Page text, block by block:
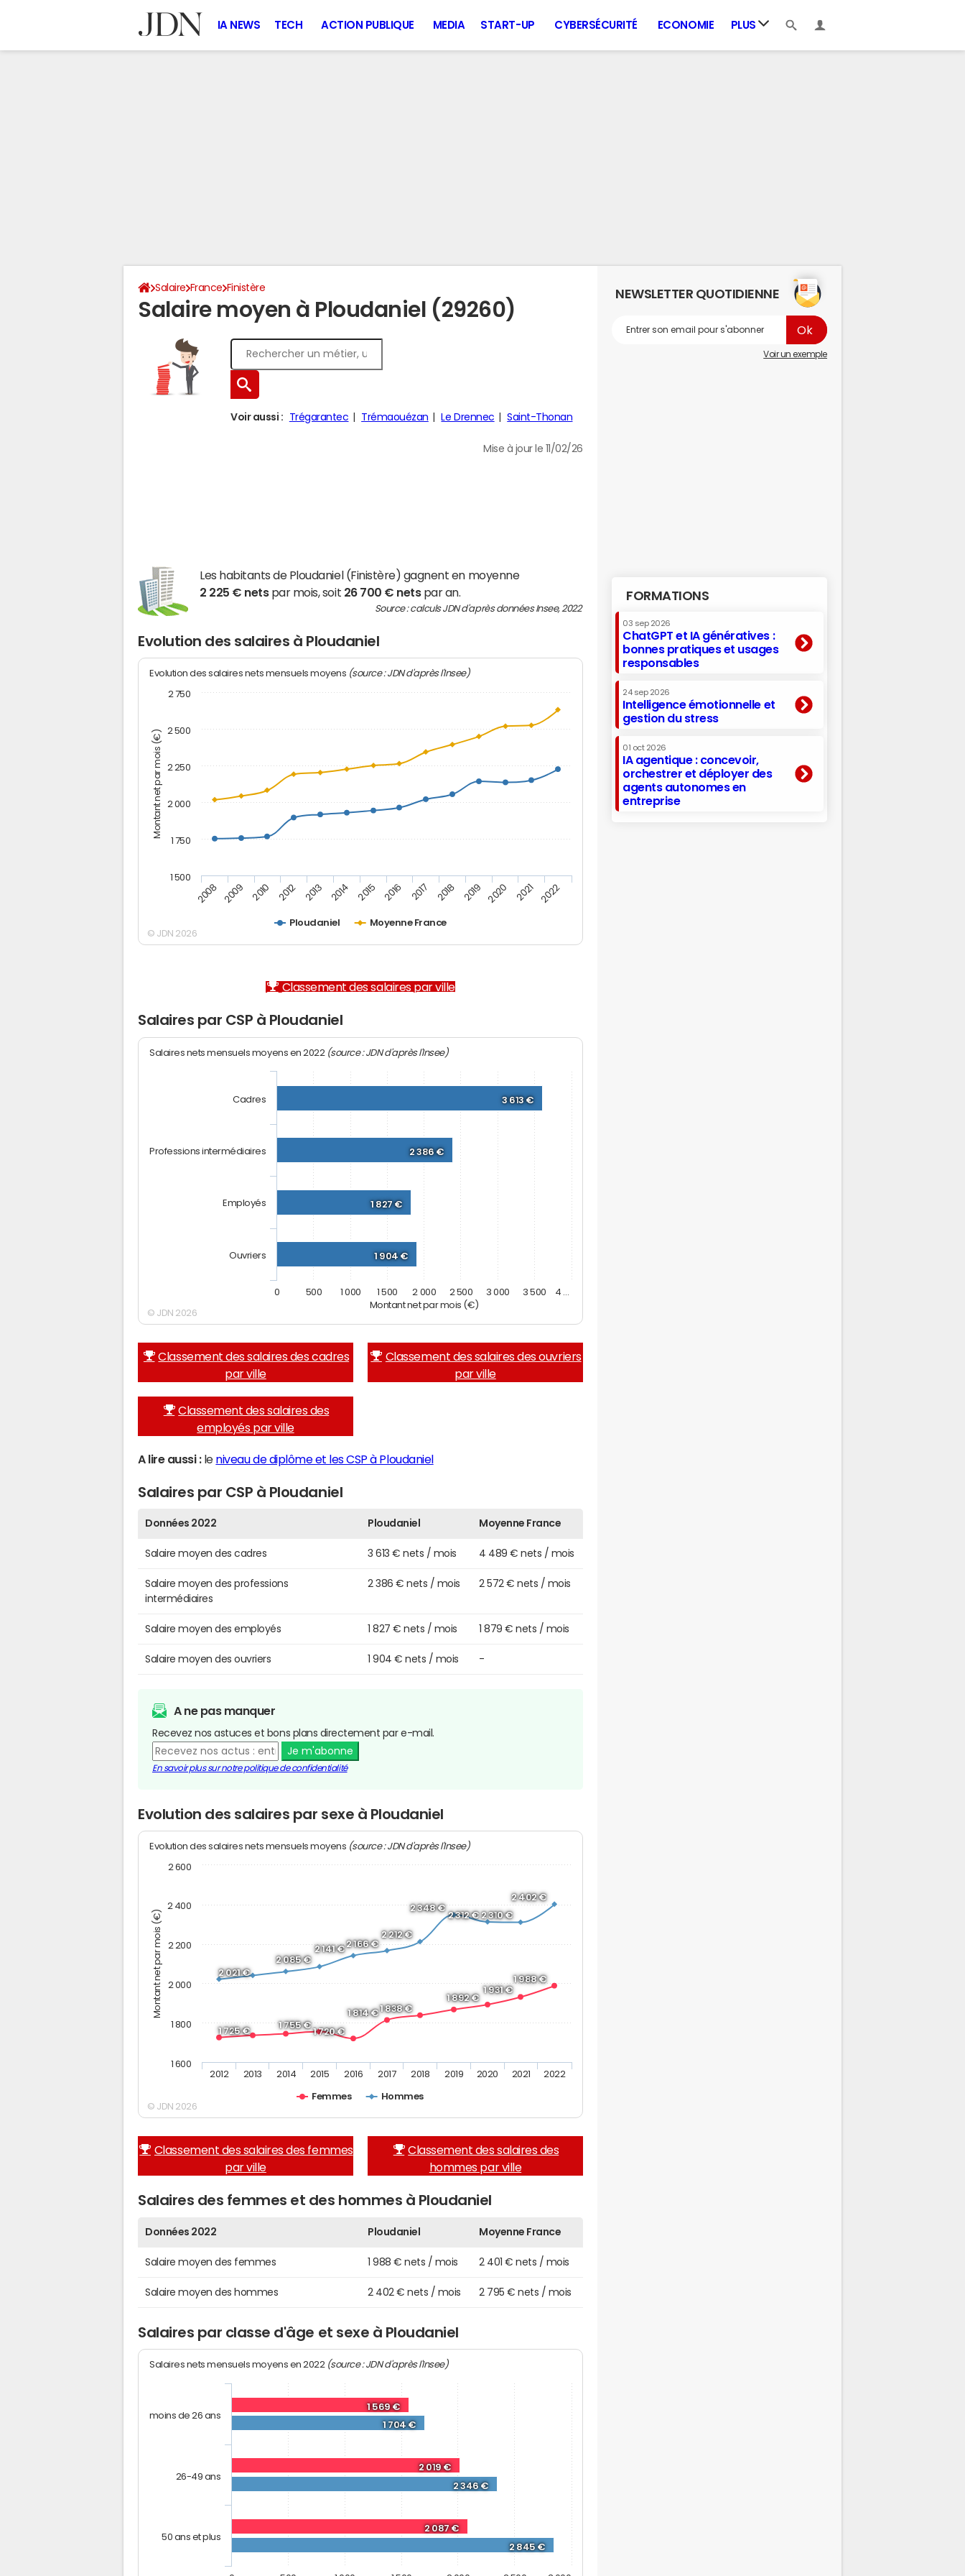
IA NEWS TECH ACTION PUBLIQUE MEDIA START-UP CYBERSÉCURITÉ ECONOMIE PLUS
Salaire France Finistère
Salaire moyen à Ploudaniel (29260)
Voir aussi : Trégarantec Trémaouézan Le Drennec Saint-Thonan
Mise à jour le 11/02/26
Les habitants de Ploudaniel (Finistère) gagnent en moyenne
2 225 € netspar mois, soit 26 700 € netspar an.
Source : calculs JDN d'après données Insee, 2022
Evolution des salaires à Ploudaniel
Montant net par mois (€)
Evolution des salaires nets mensuels moyens (source : JDN d'après l'Insee)
Ploudaniel Moyenne France
2008 2009 2010 2012 2013 2014 2015 2016 2017 2018 2019 2020 2021 2022
1 500
1 750
2 000
2 250
2 500
2 750
© JDN 2026
Classement des salaires par ville
Salaires par CSP à Ploudaniel
Montant net par mois (€)
Salaires nets mensuels moyens en 2022 (source : JDN d'après l'Insee)
3 613 €
2 386 €
1 827 €
1 904 €
Cadres
Professions intermédiaires
Employés
Ouvriers
0 500 1 000 1 500 2 000 2 500 3 000 3 500 4 …
© JDN 2026
Classement des salaires des cadres
par ville
Classement des salaires des ouvriers
par ville
Classement des salaires des
employés par ville
A lire aussi :le niveau de diplôme et les CSP à Ploudaniel
Salaires par CSP à Ploudaniel
Données 2022 Ploudaniel Moyenne France
Salaire moyen des cadres 3 613 € nets / mois 4 489 € nets / mois
Salaire moyen des professions
intermédiaires
2 386 € nets / mois 2 572 € nets / mois
Salaire moyen des employés 1 827 € nets / mois 1 879 € nets / mois
Salaire moyen des ouvriers 1 904 € nets / mois -
A ne pas manquer
Recevez nos astuces et bons plans directement par e-mail.
Je m'abonne
En savoir plus sur notre politique de confidentialité
Evolution des salaires par sexe à Ploudaniel
Montant net par mois (€)
Evolution des salaires nets mensuels moyens (source : JDN d'après l'Insee)
1 725 €
1 755 €
1 720 €
1 814 €1 838 €
1 892 €
1 931 €
1 988 €
2 021 €
2 085 €
2 141 €
2 166 €
2 212 €
2 348 €
2 312 € 2 310 €
2 402 €
Femmes Hommes
2012 2013 2014 2015 2016 2017 2018 2019 2020 2021 2022
1 600
1 800
2 000
2 200
2 400
2 600
© JDN 2026
Classement des salaires des femmes
par ville
Classement des salaires des
hommes par ville
Salaires des femmes et des hommes à Ploudaniel
Données 2022 Ploudaniel Moyenne France
Salaire moyen des femmes 1 988 € nets / mois 2 401 € nets / mois
Salaire moyen des hommes 2 402 € nets / mois 2 795 € nets / mois
Salaires par classe d'âge et sexe à Ploudaniel
Salaires nets mensuels moyens en 2022 (source : JDN d'après l'Insee)
1 569 €
2 019 €
2 087 €
1 704 €
2 346 €
2 845 €
moins de 26 ans
26-49 ans
50 ans et plus
NEWSLETTER QUOTIDIENNE
Voir un exemple
FORMATIONS
03 sep 2026
ChatGPT et IA génératives :
bonnes pratiques et usages
responsables
24 sep 2026
Intelligence émotionnelle et
gestion du stress
01 oct 2026
IA agentique : concevoir,
orchestrer et déployer des
agents autonomes en
entreprise